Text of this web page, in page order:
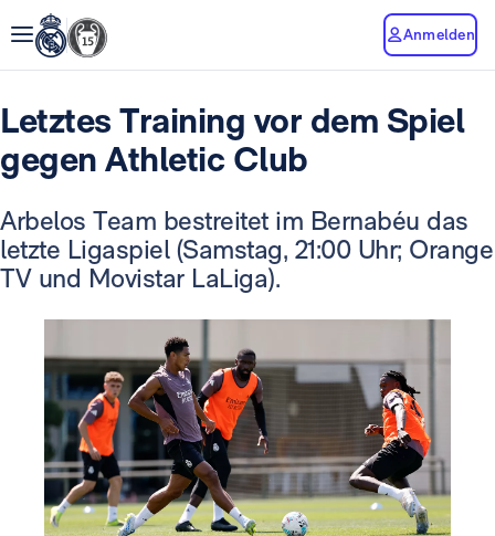
Anmelden
Letztes Training vor dem Spiel
gegen Athletic Club
Arbelos Team bestreitet im Bernabéu das
letzte Ligaspiel (Samstag, 21:00 Uhr; Orange
TV und Movistar LaLiga).